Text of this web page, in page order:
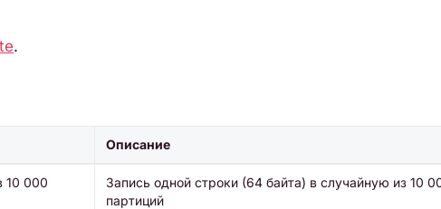
.
Описание
10 000
Запись одной строки (64 байта) в случайную из 10
партиций